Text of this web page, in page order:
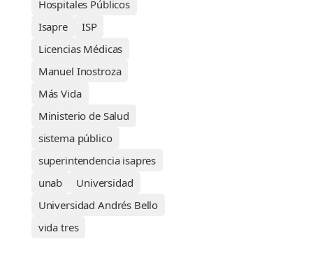
Hospitales Públicos
Isapre
ISP
Licencias Médicas
Manuel Inostroza
Más Vida
Ministerio de Salud
sistema público
superintendencia isapres
unab
Universidad
Universidad Andrés Bello
vida tres